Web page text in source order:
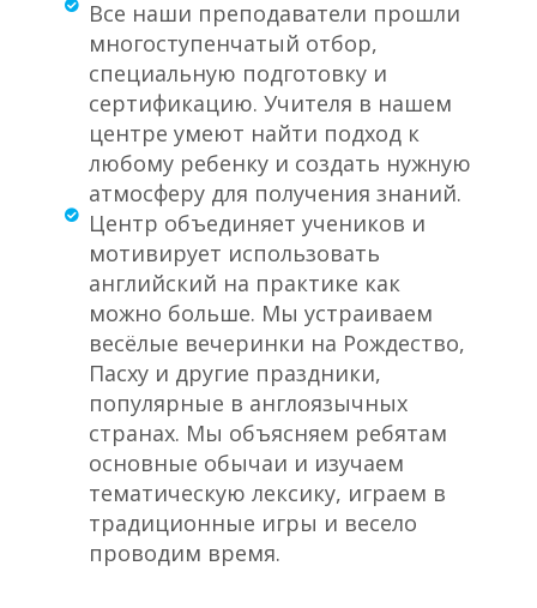
Все наши преподаватели прошли
многоступенчатый отбор,
специальную подготовку и
сертификацию. Учителя в нашем
центре умеют найти подход к
любому ребенку и создать нужную
атмосферу для получения знаний.
Центр объединяет учеников и
мотивирует использовать
английский на практике как
можно больше. Мы устраиваем
весёлые вечеринки на Рождество,
Пасху и другие праздники,
популярные в англоязычных
странах. Мы объясняем ребятам
основные обычаи и изучаем
тематическую лексику, играем в
традиционные игры и весело
проводим время.